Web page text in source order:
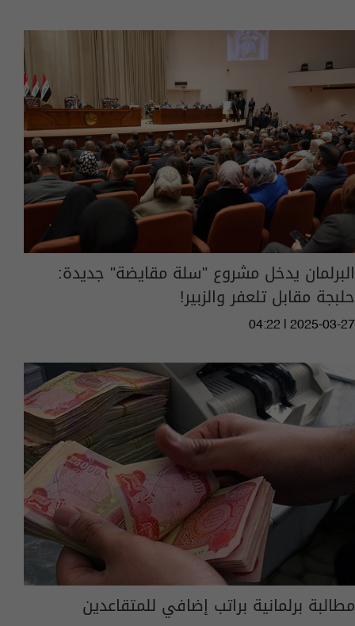
البرلمان يدخل مشروع "سلة مقايضة" جديدة:
حلبجة مقابل تلعفر والزبير!
04:22 | 2025-03-27
مطالبة برلمانية براتب إضافي للمتقاعدين